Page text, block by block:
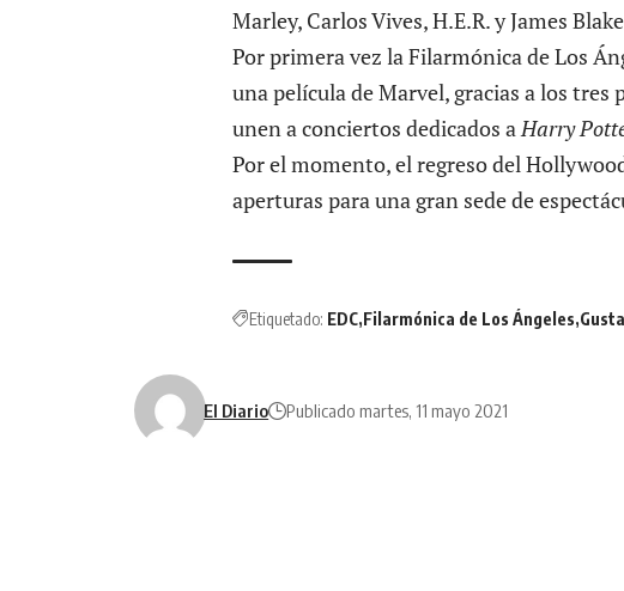
Marley, Carlos Vives, H.E.R. y James
Por primera vez la Filarmónica de Los
una película de Marvel, gracias a los tres
unen a conciertos dedicados aHarry
Por el momento, el regreso del
aperturas para una gran sede de
Etiquetado: EDC Filarmónica de Los Ángeles
El Diario Publicado martes, 11 mayo 2021